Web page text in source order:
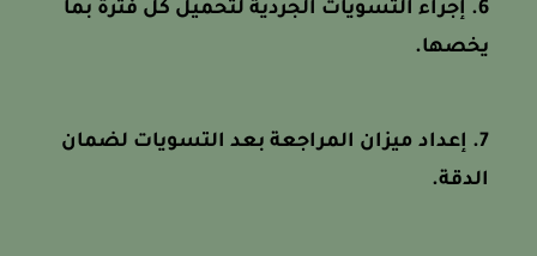
إجراء التسويات الجردية لتحميل كل فترة بما
يخصها.
إعداد ميزان المراجعة بعد التسويات لضمان
الدقة.